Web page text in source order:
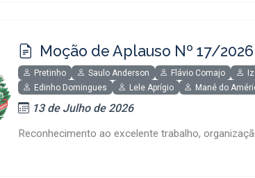
Moção de Aplauso Nº 17/2026
Pretinho Saulo Anderson Flávio Comajo
Edinho Domingues
Lele Aprígio Mané do
13 de Julho de 2026
Reconhecimento ao excelente trabalho,